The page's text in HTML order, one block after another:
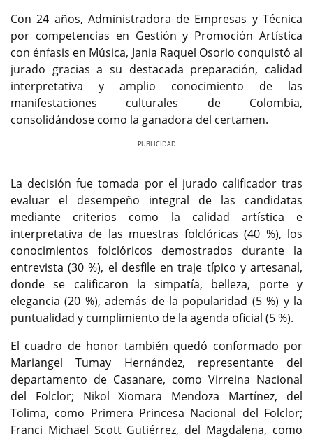
Con 24 años, Administradora de Empresas y Técnica
por competencias en Gestión y Promoción Artística
con énfasis en Música, Jania Raquel Osorio conquistó al
jurado gracias a su destacada preparación, calidad
interpretativa y amplio conocimiento de las
manifestaciones culturales de Colombia,
consolidándose como la ganadora del certamen.
La decisión fue tomada por el jurado calificador tras
evaluar el desempeño integral de las candidatas
mediante criterios como la calidad artística e
interpretativa de las muestras folclóricas (40 %), los
conocimientos folclóricos demostrados durante la
entrevista (30 %), el desfile en traje típico y artesanal,
donde se calificaron la simpatía, belleza, porte y
elegancia (20 %), además de la popularidad (5 %) y la
puntualidad y cumplimiento de la agenda oficial (5 %).
El cuadro de honor también quedó conformado por
Mariangel Tumay Hernández, representante del
departamento de Casanare, como Virreina Nacional
del Folclor; Nikol Xiomara Mendoza Martínez, del
Tolima, como Primera Princesa Nacional del Folclor;
Franci Michael Scott Gutiérrez, del Magdalena, como